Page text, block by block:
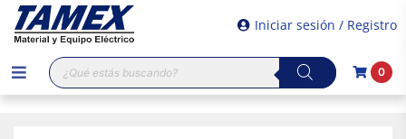
Iniciar sesión / Registro
Búsqueda
de
productos
0